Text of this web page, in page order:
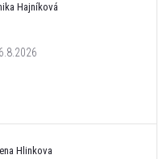
Hajníková
6.8.2026
Hlinkova